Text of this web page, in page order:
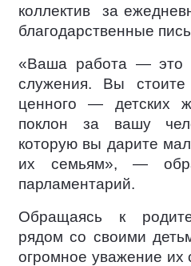
коллектив за
благодарственные
«Ваша работа — это
служения. Вы
ценного — детских
поклон за вашу
которую вы дарите
их семьям», —
парламентарий.
Обращаясь к
рядом со своими
огромное уважение их